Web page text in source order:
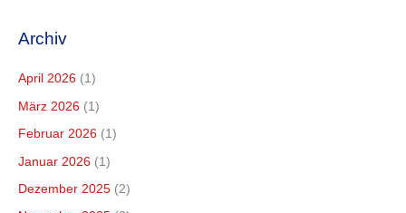
Archiv
April 2026 (1)
März 2026 (1)
Februar 2026 (1)
Januar 2026 (1)
Dezember 2025 (2)